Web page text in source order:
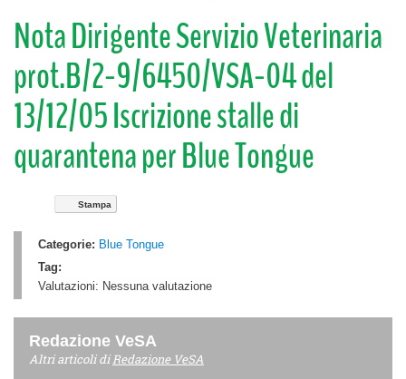
Nota Dirigente Servizio Veterinaria
prot.B/2-9/6450/VSA-04 del
13/12/05 Iscrizione stalle di
quarantena per Blue Tongue
Stampa
Categorie: Blue Tongue
Tag:
Valutazioni: Nessuna valutazione
Redazione VeSA
Altri articoli diRedazione VeSA